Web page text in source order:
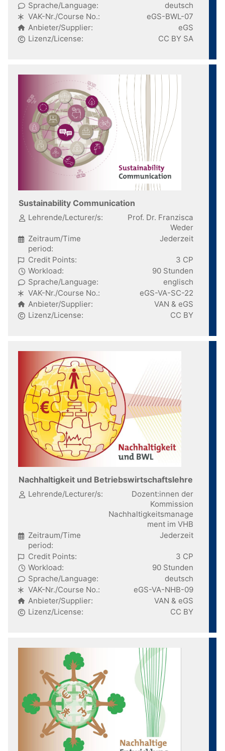
Sprache/Language:
deutsch
VAK-Nr./Course No.:
eGS-BWL-07
Anbieter/Supplier:
eGS
Lizenz/License:
CC BY SA
Sustainability Communication
Lehrende/Lecturer/s:
Prof. Dr. Franzisca
Weder
Zeitraum/Time
period:
Jederzeit
Credit Points:
3 CP
Workload:
90 Stunden
Sprache/Language:
englisch
VAK-Nr./Course No.:
eGS-VA-SC-22
Anbieter/Supplier:
VAN & eGS
Lizenz/License:
CC BY
Nachhaltigkeit und Betriebswirtschaftslehre
Lehrende/Lecturer/s:
Dozent:innen der
Kommission
Nachhaltigkeitsmanage
ment im VHB
Zeitraum/Time
period:
Jederzeit
Credit Points:
3 CP
Workload:
90 Stunden
Sprache/Language:
deutsch
VAK-Nr./Course No.:
eGS-VA-NHB-09
Anbieter/Supplier:
VAN & eGS
Lizenz/License:
CC BY